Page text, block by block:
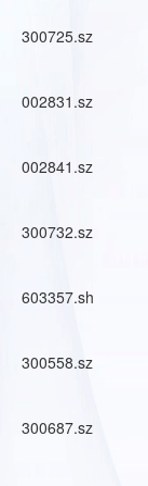
300725.sz
002831.sz
002841.sz
300732.sz
603357.sh
300558.sz
300687.sz